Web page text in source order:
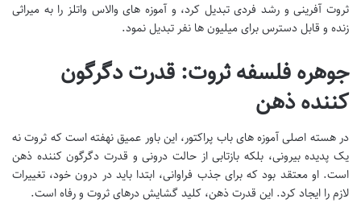
ثروت آفرینی و رشد فردی تبدیل کرد، و آموزه های والاس واتلز را به میراثی
زنده و قابل دسترس برای میلیون ها نفر تبدیل نمود.
جوهره فلسفه ثروت: قدرت دگرگون
کننده ذهن
در هسته اصلی آموزه های باب پراکتور، این باور عمیق نهفته است که ثروت نه
یک پدیده بیرونی، بلکه بازتابی از حالت درونی و قدرت دگرگون کننده ذهن
است. او معتقد بود که برای جذب فراوانی، ابتدا باید در درون خود، تغییرات
لازم را ایجاد کرد. این قدرت ذهن، کلید گشایش درهای ثروت و رفاه است.